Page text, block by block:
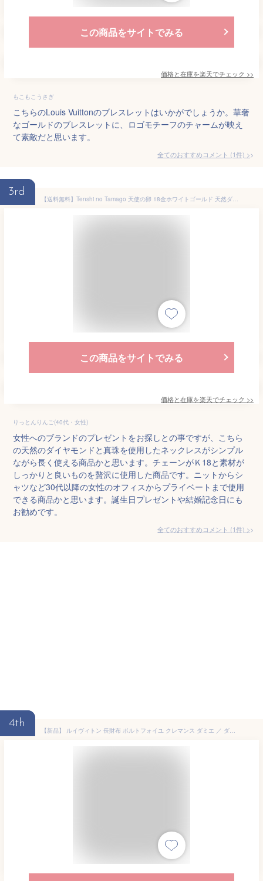
この商品をサイトでみる
価格と在庫を楽天でチェック >>
もこもこうさぎ
こちらのLouis Vuittonのブレスレットはいかがでしょうか。華奢
なゴールドのブレスレットに、ロゴモチーフのチャームが映え
て素敵だと思います。
全てのおすすめコメント (1件) >
3rd
【送料無料】Tenshi no Tamago 天使の卵 18金ホワイトゴールド 天然ダイヤモンドネックレス レディース 天使146D ネックレス レディース 18金 ホワイトゴールド 天然 ダイヤモンド シンプル 人気 ギフト 誕生日 女性 彼女 誕生日プレゼント 女性
この商品をサイトでみる
価格と在庫を楽天でチェック >>
りっとんりんご(40代・女性)
女性へのブランドのプレゼントをお探しとの事ですが、こちら
の天然のダイヤモンドと真珠を使用したネックレスがシンプル
ながら長く使える商品かと思います。チェーンがＫ18と素材が
しっかりと良いものを贅沢に使用した商品です。ニットからシ
ャツなど30代以降の女性のオフィスからプライベートまで使用
できる商品かと思います。誕生日プレゼントや結婚記念日にも
お勧めです。
全てのおすすめコメント (1件) >
4th
【新品】 ルイヴィトン 長財布 ポルトフォイユ クレマンス ダミエ ／ ダミエアズール レザー ルイヴィトン ラウンドファスナー長財布 LOUIS VUITTON ルイヴィトン 財布 レディース ラウンドジップ ジッピーウォレット スマート 薄い スリム ブランド プレゼント